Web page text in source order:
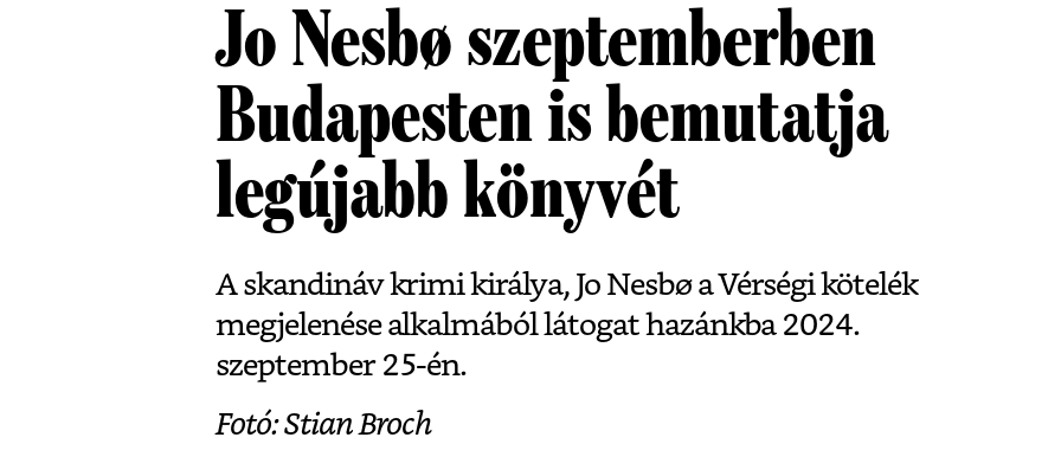
Jo Nesbø szeptemberben
Budapesten is bemutatja
legújabb könyvét
A skandináv krimi királya, Jo Nesbø a Vérségi kötelék
megjelenése alkalmából látogat hazánkba 2024.
szeptember 25-én.
Fotó: Stian Broch